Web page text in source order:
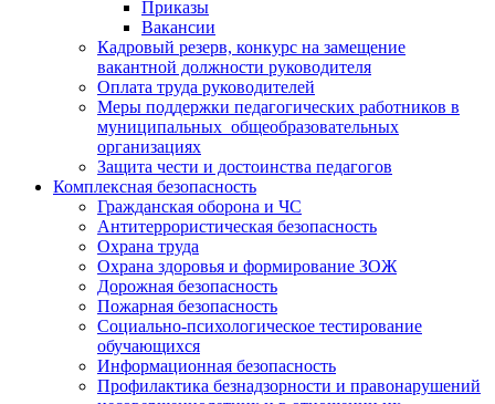
Приказы
Вакансии
Кадровый резерв, конкурс на замещение
вакантной должности руководителя
Оплата труда руководителей
Меры поддержки педагогических работников в
муниципальных общеобразовательных
организациях
Защита чести и достоинства педагогов
Комплексная безопасность
Гражданская оборона и ЧС
Антитеррористическая безопасность
Охрана труда
Охрана здоровья и формирование ЗОЖ
Дорожная безопасность
Пожарная безопасность
Социально-психологическое тестирование
обучающихся
Информационная безопасность
Профилактика безнадзорности и правонарушений